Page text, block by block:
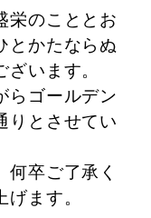
栄のこととお
とかたならぬ
います。
らゴールデン
りとさせてい
何卒ご了承く
ます。